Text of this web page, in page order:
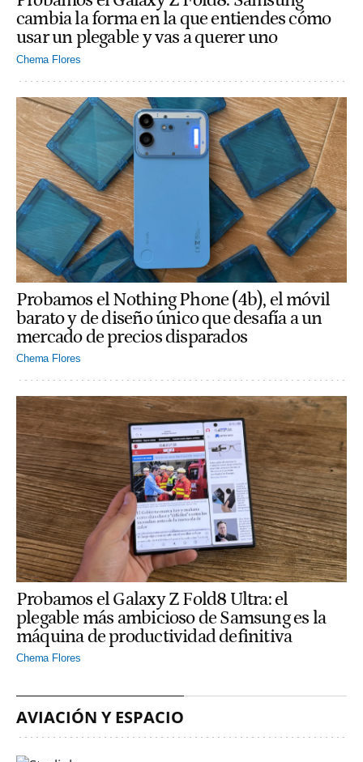
cambia la forma en la que entiendes cómo
usar un plegable y vas a querer uno
Chema Flores
Probamos el Nothing Phone (4b), el móvil
barato y de diseño único que desafía a un
mercado de precios disparados
Chema Flores
Probamos el Galaxy Z Fold8 Ultra: el
plegable más ambicioso de Samsung es la
máquina de productividad definitiva
Chema Flores
AVIACIÓN Y ESPACIO